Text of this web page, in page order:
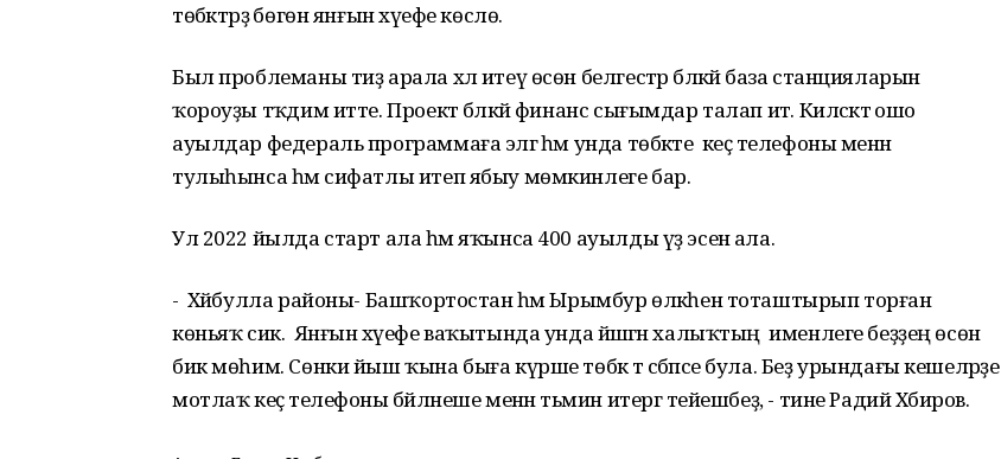
төбәктәрҙә бөгөн янғын хәүефе көслө.
Был проблеманы тиҙ арала хәл итеү өсөн белгестәр бәләкәй база станцияларын
ҡороуҙы тәҡдим итте. Проект бәләкәй финанс сығымдар талап итә. Киләсәктә ошо
ауылдар федераль программаға эләгә һәм унда төбәкте кеҫә телефоны менән
тулыһынса һәм сифатлы итеп ябыу мөмкинлеге бар.
Ул 2022 йылда старт ала һәм яҡынса 400 ауылды үҙ эсенә ала.
- Хәйбулла районы- Башҡортостан һәм Ырымбур өлкәһен тоташтырып торған
көньяҡ сик. Янғын хәүефе ваҡытында унда йәшәгән халыҡтың именлеге беҙҙең өсөн
бик мөһим. Сөнки йыш ҡына быға күрше төбәк тә сәбәпсе була. Беҙ урындағы кешеләрҙе
мотлаҡ кеҫә телефоны бәйләнеше менән тәьмин итергә тейешбеҙ, - тине Радий Хәбиров.